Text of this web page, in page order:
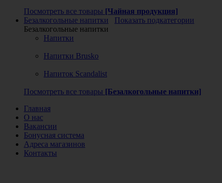
Посмотреть все товары [Чайная продукция]
Безалкогольные напитки
Показать подкатегории
Безалкогольные напитки
Напитки
Напитки Brusko
Напиток Scandalist
Посмотреть все товары [Безалкогольные напитки]
Главная
О нас
Вакансии
Бонусная система
Адреса магазинов
Контакты